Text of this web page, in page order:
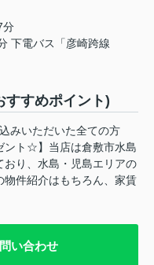
分
下電バス「彦崎跨線
すすめポイント)
みいただいた全ての方
ント☆】当店は倉敷市水島
おり、水島・児島エリアの
件紹介はもちろん、家賃
い合わせ